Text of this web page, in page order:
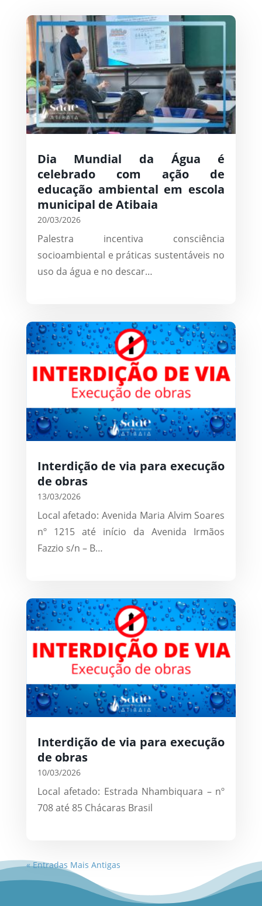
Dia Mundial da Água é
celebrado com ação de
educação ambiental em escola
municipal de Atibaia
20/03/2026
Palestra incentiva consciência
socioambiental e práticas sustentáveis no
uso da água e no descar…
Interdição de via para execução
de obras
13/03/2026
Local afetado: Avenida Maria Alvim Soares
nº 1215 até início da Avenida Irmãos
Fazzio s/n – B…
Interdição de via para execução
de obras
10/03/2026
Local afetado: Estrada Nhambiquara – nº
708 até 85 Chácaras Brasil
« Entradas Mais Antigas